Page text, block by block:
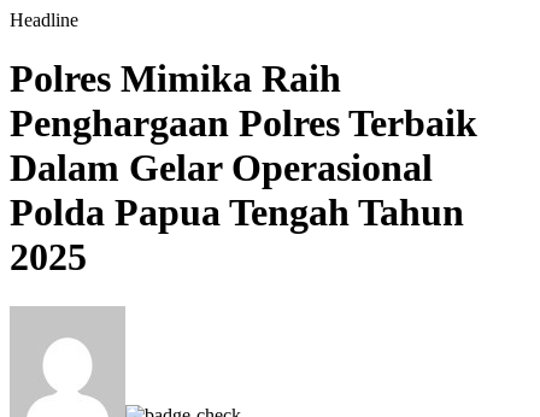
Headline
Polres Mimika Raih
Penghargaan Polres Terbaik
Dalam Gelar Operasional
Polda Papua Tengah Tahun
2025